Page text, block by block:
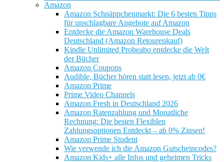
Amazon
Amazon Schnäppchenmarkt: Die 6 besten Tipps
für unschlagbare Angebote auf Amazon
Entdecke die Amazon Warehouse Deals
Deutschland (Amazon Retourenkauf)
Kindle Unlimited Probeabo entdecke die Welt
der Bücher
Amazon Coupons
Audible, Bücher hören statt lesen, jetzt ab 0€
Amazon Prime
Prime Video Channels
Amazon Fresh in Deutschland 2026
Amazon Ratenzahlung und Monatliche
Rechnung: Die besten Flexiblen
Zahlungsoptionen Entdeckt – ab 0% Zinsen!
Amazon Prime Student
Wie verwende ich die Amazon Gutscheincodes?
Amazon Kids+ alle Infos und geheimen Tricks